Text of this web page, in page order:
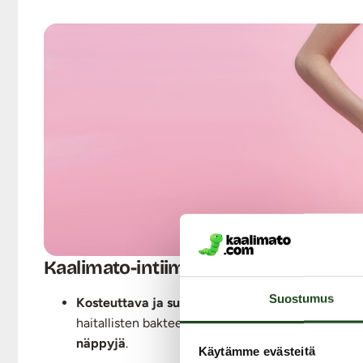
Suostumus
Käytämme evästeitä
Kaalimato-intiimivoiteen hyödyt:
Kosteuttava ja suojaava vaikutus– Voiteessa
haitallisten bakteerien lisääntymistä. Voidetta
näppyjä.